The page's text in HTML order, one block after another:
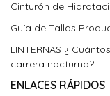
Cinturón de
Guía de Tallas
LINTERNAS ¿
carrera nocturna?
ENLACES RÁPIDOS